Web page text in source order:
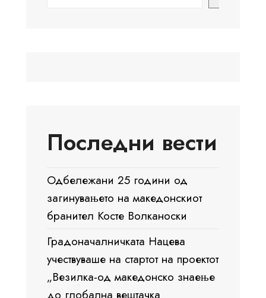
Последни вести
Одбележани 25 години од
загинувањето на македонскиот
бранител Косте Волканоски
Градоначалничката Нацева
учествуваше на стартот на проектот
„Везилка-од македонско знаење
до глобална вештачка